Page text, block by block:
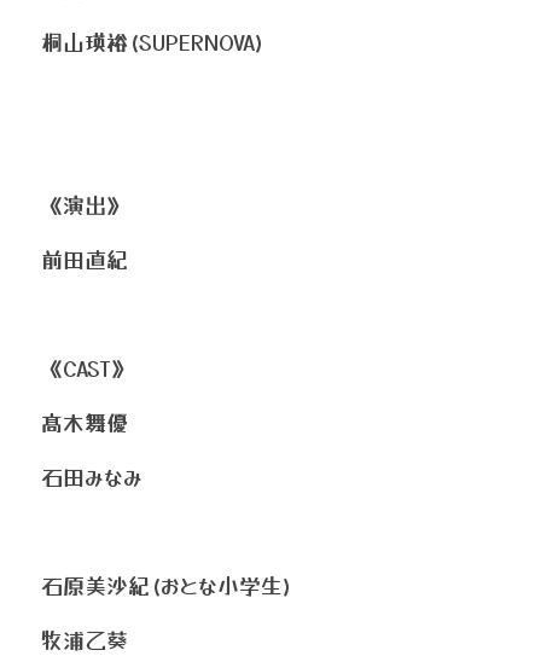
桐山瑛裕(SUPERNOVA)
《演出》
前田直紀
《CAST》
髙木舞優
石田みなみ
石原美沙紀(おとな小学生)
牧浦乙葵